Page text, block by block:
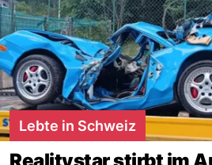
Lebte in Schweiz